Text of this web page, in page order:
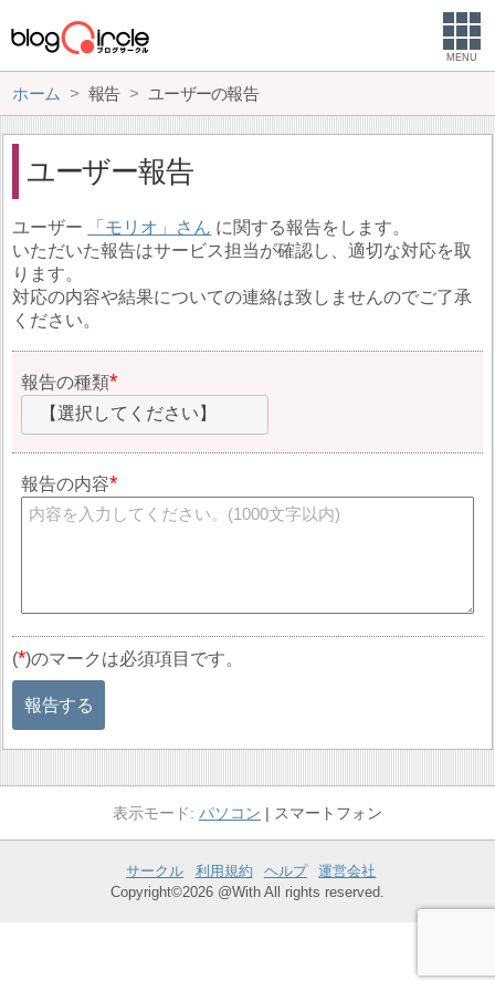
MENU
ホーム 報告 ユーザーの報告
ユーザー報告
ユーザー モリオ
に関する報告をします。
いただいた報告はサービス担当が確認し、適切な対応を取
ります。
対応の内容や結果についての連絡は致しませんのでご了承
ください。
報告の種類
【選択してください】
報告の内容
(*)のマークは必須項目です。
報告する
パソコン スマートフォン
サークル 利用規約 ヘルプ
運営会社
Copyright©2026 @With All rights reserved.